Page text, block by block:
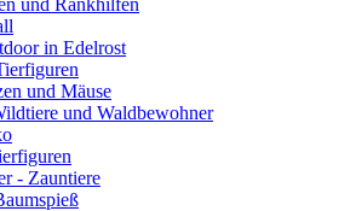
und Rankhilfen
in Edelrost
und Mäuse
und Waldbewohner
- Zauntiere